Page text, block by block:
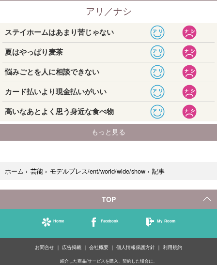
ホーム › 芸能 › モデルプレス/ent/world/wide/show › 記事
TOP
Home Facebook My Room
お問合せ 広告掲載 会社概要 個人情報保護方針 利用規約
紹介した商品/サービスを購入、契約した場合に、